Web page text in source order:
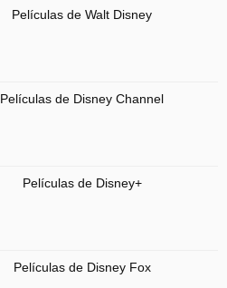
Películas de Walt Disney
Películas de Disney Channel
Películas de Disney+
Películas de Disney Fox